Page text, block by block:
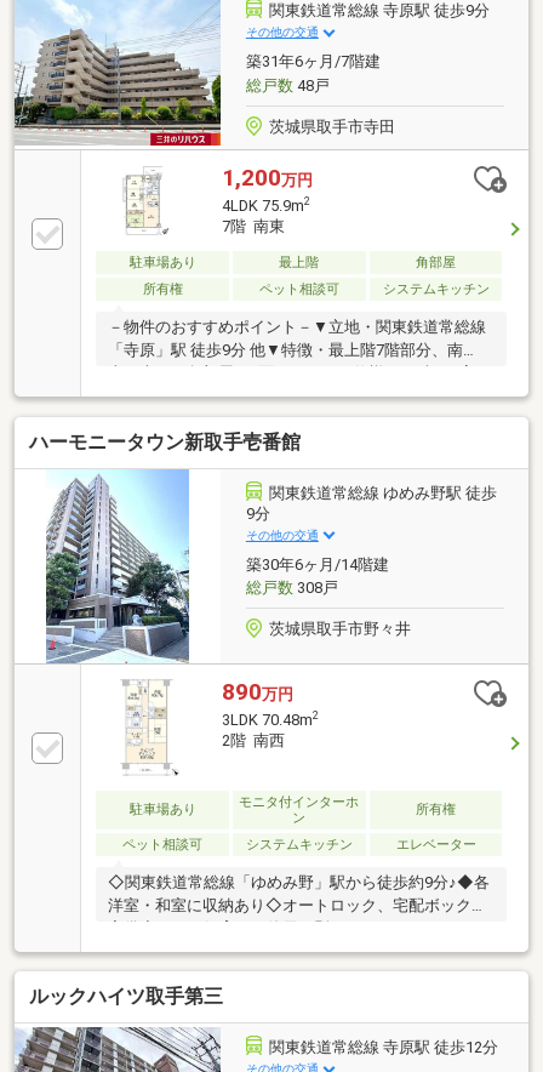
関東鉄道常総線 寺原駅 徒歩9分
その他の交通
築31年6ヶ月/7階建
総戸数48戸
茨城県取手市寺田
1,200万円
4LDK 75.9m2
7階 南東
駐車場あり 最上階
角部屋
所有権
ペット相談可 システムキッチン
－物件のおすすめポイント－▼立地・関東鉄道常総線
「寺原」駅 徒歩9分 他▼特徴・最上階7階部分、南
東・南西の角部屋・2面バルコニー仕様、LD含む4室が
バルコニーに面する間取り・ご家族との会話が弾む対
面式キッチン採用、カウンター付・約6.0帖の和室は引
き戸を開放し、隣接するLDと一体利用も可能・全居室
に収納スペースを確保・ペット飼育可能(規約制限
有)▼周辺環境・取手市立取手西小学校 徒歩6分(約
420m)・取手市立取手第二中学校 徒歩6分(約450m)
ハーモニータウン新取手壱番館
関東鉄道常総線 ゆめみ野駅 徒歩
9分
その他の交通
築30年6ヶ月/14階建
総戸数308戸
茨城県取手市野々井
890万円
3LDK 70.48m2
2階 南西
駐車場あり
モニタ付インターホ
ン
所有権
ペット相談可 システムキッチン エレベーター
◇関東鉄道常総線「ゆめみ野」駅から徒歩約9分♪◆各
洋室・和室に収納あり◇オートロック、宅配ボックス
完備◆ペット飼育可（使用細則あり）
ルックハイツ取手第三
関東鉄道常総線 寺原駅 徒歩12分